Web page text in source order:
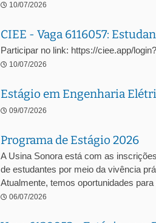
10/07/2026
CIEE - Vaga 6116057:
Participar no link: https://ciee.app/
10/07/2026
Estágio em Engenharia
09/07/2026
Programa de Estágio 2026
A Usina Sonora está com as
de estudantes por meio da vivência
Atualmente, temos oportunidades
06/07/2026